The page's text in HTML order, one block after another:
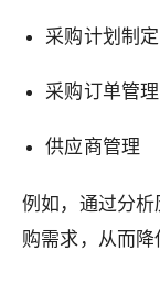
采购计划制定
采购订单管理
供应商管理
例如，通过分
购需求，从而降